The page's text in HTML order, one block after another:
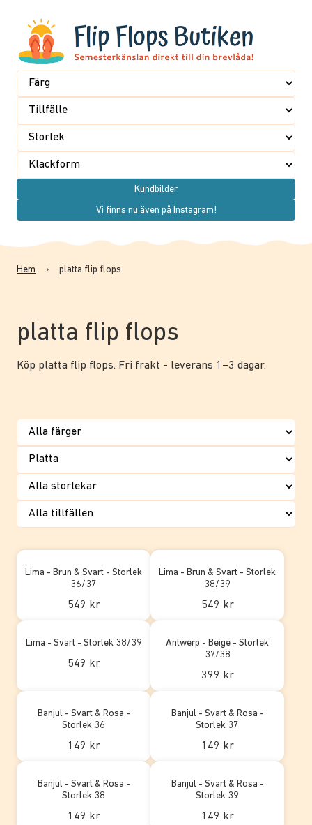
Kundbilder
Vi finns nu även på Instagram!
Hem › platta flip flops
platta flip flops
Köp platta flip flops. Fri frakt - leverans 1–3 dagar.
Lima - Brun & Svart - Storlek
36/37
549 kr
Lima - Brun & Svart - Storlek
38/39
549 kr
Lima - Svart - Storlek 38/39
549 kr
Antwerp - Beige - Storlek
37/38
399 kr
Banjul - Svart & Rosa -
Storlek 36
149 kr
Banjul - Svart & Rosa -
Storlek 37
149 kr
Banjul - Svart & Rosa -
Storlek 38
149 kr
Banjul - Svart & Rosa -
Storlek 39
149 kr